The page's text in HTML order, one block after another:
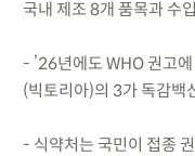
국내 제조 8개 품목과 수
- ’26년에도 WHO 권고
(빅토리아)의 3가 독감백
- 식약처는 국민이 접종